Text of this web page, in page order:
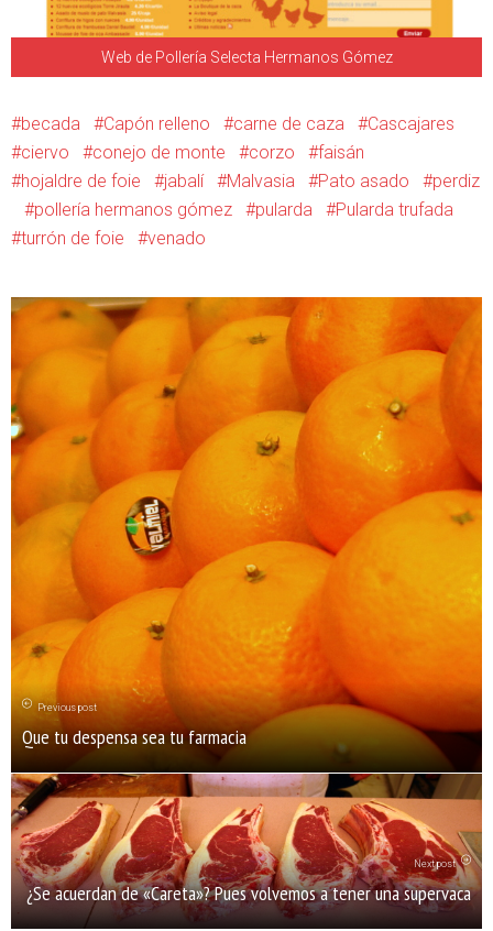
Web de Pollería Selecta Hermanos Gómez
becada Capón relleno carne de caza
Cascajares
ciervo
conejo de monte corzo
faisán
hojaldre de foie
jabalí Malvasia Pato asado
perdiz
pollería hermanos gómez
pularda
Pularda trufada
turrón de foie
venado
Previous post
Que tu despensa sea tu farmacia
Next post
¿Se acuerdan de «Careta»? Pues volvemos a tener una supervaca